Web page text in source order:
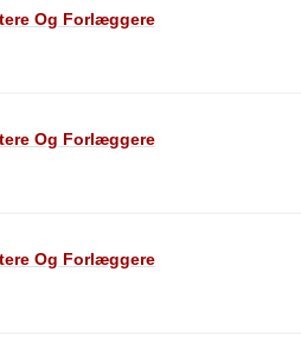
Og Forlæggere
Og Forlæggere
Og Forlæggere